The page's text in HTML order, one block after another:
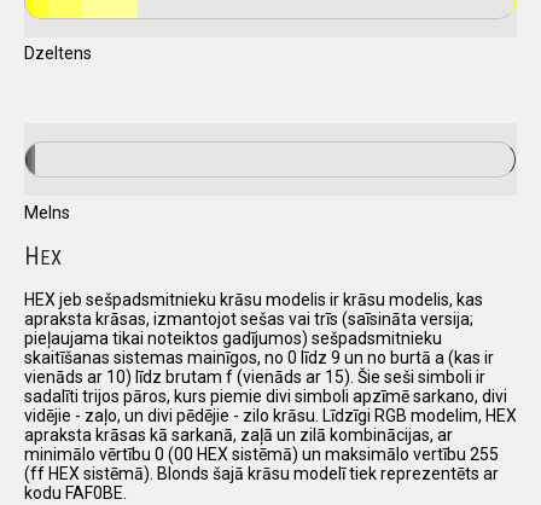
Dzeltens
Melns
HEX
HEX jeb sešpadsmitnieku krāsu modelis ir krāsu modelis, kas
apraksta krāsas, izmantojot sešas vai trīs (saīsināta versija;
pieļaujama tikai noteiktos gadījumos) sešpadsmitnieku
skaitīšanas sistemas mainīgos, no 0 līdz 9 un no burtā a (kas ir
vienāds ar 10) līdz brutam f (vienāds ar 15). Šie seši simboli ir
sadalīti trijos pāros, kurs piemie divi simboli apzīmē sarkano, divi
vidējie - zaļo, un divi pēdējie - zilo krāsu. Līdzīgi RGB modelim, HEX
apraksta krāsas kā sarkanā, zaļā un zilā kombinācijas, ar
minimālo vērtību 0 (00 HEX sistēmā) un maksimālo vertību 255
(ff HEX sistēmā). Blonds šajā krāsu modelī tiek reprezentēts ar
kodu FAF0BE.